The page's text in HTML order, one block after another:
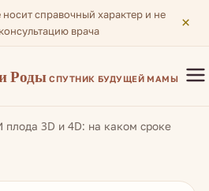
справочный характер и не
врача
×
Роды СПУТНИК БУДУЩЕЙ МАМЫ
плода 3D и 4D: на каком сроке